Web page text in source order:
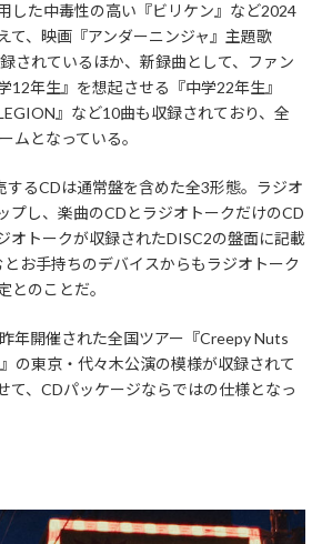
した中毒性の高い『ビリケン』など2024
て、映画『アンダーニンジャ』主題歌
されているほか、新録曲として、ファン
12年生』を想起させる『中学22年生』
』など10曲も収録されており、全
ムとなっている。
るCDは通常盤を含めた全3形態。ラジオ
プし、楽曲のCDとラジオトークだけのCD
オトークが収録されたDISC2の盤面に記載
お手持ちのデバイスからもラジオトーク
とのことだ。
年開催された全国ツアー『Creepy Nuts
の東京・代々木公演の模様が収録されて
て、CDパッケージならではの仕様となっ